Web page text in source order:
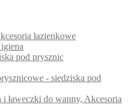
łazienkowe
pod prysznic
- siedziska pod
i ławeczki do wanny, Akcesoria